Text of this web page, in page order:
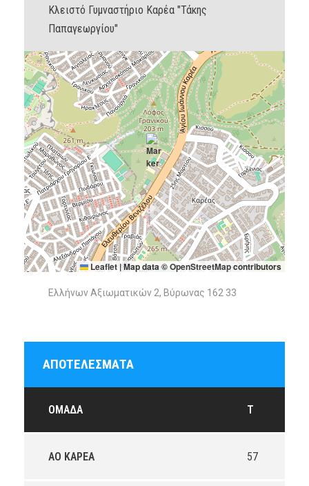
Κλειστό Γυμναστήριο Καρέα "Τάκης
Παπαγεωργίου"
Leaflet |Map data ©OpenStreetMapcontributors
Ελλήνων Αξιωματικών 2, Βύρωνας 162 33
ΑΠΟΤΕΛΈΣΜΑΤΑ
ΟΜΆΔΑ T
ΑΟ ΚΑΡΕΑ 57